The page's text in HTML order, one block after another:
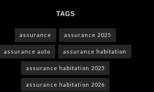
TAGS
assurance assurance 2025
assurance auto assurance habitation
assurance habitation 2025
assurance habitation 2026